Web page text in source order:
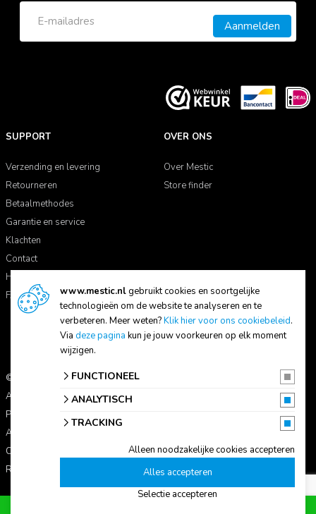
Aanmelden
SUPPORT
Verzending en levering
Retourneren
Betaalmethodes
Garantie en service
Klachten
Contact
Handleidingen
FAQ
OVER ONS
Over Mestic
Store finder
© 2026 Mestic
Alle prijzen zijn inclusief btw.
Privacyverklaring
Algemene voorwaarden
Cookie-instellingen
Reviewbeleid
www.mestic.nlgebruikt cookies en soortgelijke
technologieën om de website te analyseren en te
verbeteren. Meer weten?Klik hier voor ons cookiebeleid.
Via deze pagina kun je jouw voorkeuren op elk moment
wijzigen.
FUNCTIONEEL
ANALYTISCH
TRACKING
Selectie accepteren
Alles accepteren
Alleen noodzakelijke cookies accepteren